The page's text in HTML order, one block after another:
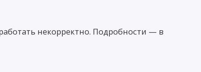
некорректно. Подробности — в